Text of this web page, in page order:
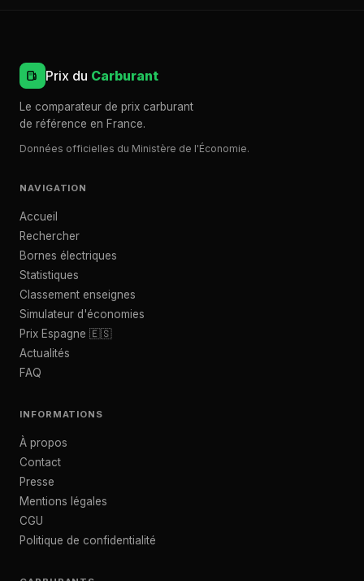
Prix du Carburant
Le comparateur de prix carburant
de référence en France.
Données officielles du Ministère de l'Économie.
NAVIGATION
Accueil
Rechercher
Bornes électriques
Statistiques
Classement enseignes
Simulateur d'économies
Prix Espagne 🇪🇸
Actualités
FAQ
INFORMATIONS
À propos
Contact
Presse
Mentions légales
CGU
Politique de confidentialité